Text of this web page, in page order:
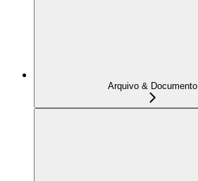
Arquivo & Documento